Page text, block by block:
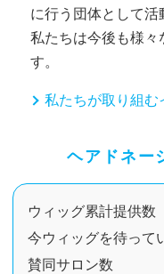
に行う団体として活
私たちは今後も様々
す。
私たちが取り組む
ヘアドネー
ウィッグ累計提供数
今ウィッグを待って
賛同サロン数